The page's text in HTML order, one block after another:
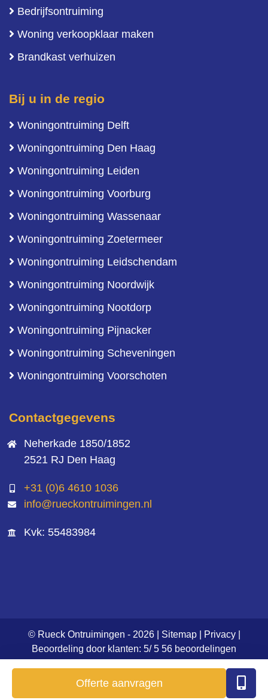
Offerte aanvragen
Bedrijfsontruiming
Woning verkoopklaar maken
Brandkast verhuizen
Bij u in de regio
Woningontruiming Delft
Woningontruiming Den Haag
Woningontruiming Leiden
Woningontruiming Voorburg
Woningontruiming Wassenaar
Woningontruiming Zoetermeer
Woningontruiming Leidschendam
Woningontruiming Noordwijk
Woningontruiming Nootdorp
Woningontruiming Pijnacker
Woningontruiming Scheveningen
Woningontruiming Voorschoten
Contactgegevens
Neherkade 1850/1852
2521 RJ Den Haag
+31 (0)6 4610 1036
info@rueckontruimingen.nl
Kvk: 55483984
© Rueck Ontruimingen - 2026 | Sitemap| Privacy|
Beoordeling door klanten: 5/5 56 beoordelingen